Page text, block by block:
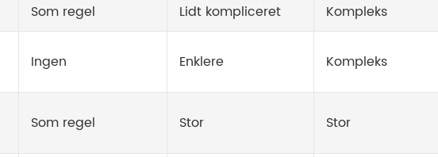
Som regel Lidt kompliceret Kompleks
Ingen Enklere Kompleks
Som regel Stor Stor